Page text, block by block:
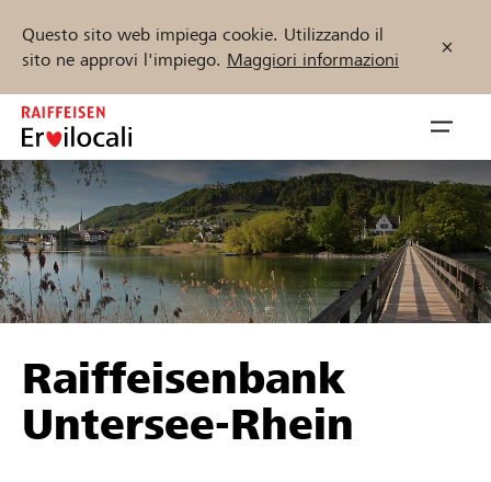
Questo sito web impiega cookie. Utilizzando il
sito ne approvi l'impiego. Maggiori informazioni
Zum
Inhalt
springen
öffnen
Sostenere
Aiuto & supporto
Trova progetti e organizzazioni
Inizia ora
Raiffeisenbank
Untersee-Rhein